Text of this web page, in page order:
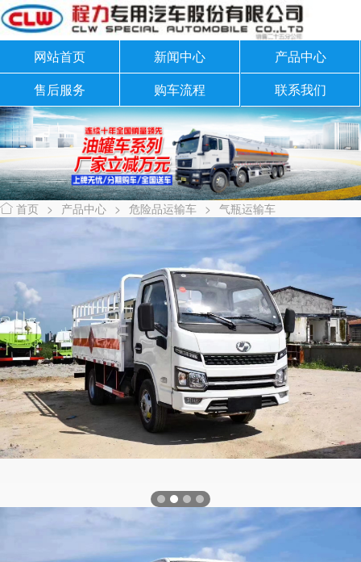
网站首页 新闻中心
产品中心
售后服务
购车流程 联系我们
 首页 > 产品中心 > 危险品运输车 > 气瓶运输车